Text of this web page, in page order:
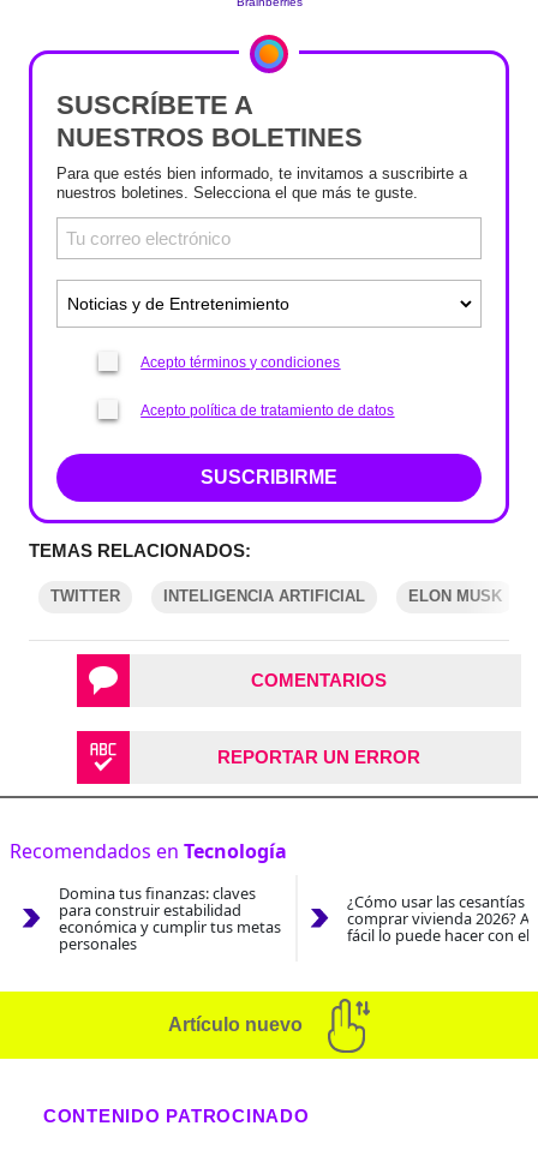
SUSCRÍBETE A
NUESTROS BOLETINES
Para que estés bien informado, te invitamos a suscribirte a
nuestros boletines. Selecciona el que más te guste.
Acepto términos y condiciones
Acepto política de tratamiento de datos
SUSCRIBIRME
TEMAS RELACIONADOS:
TWITTER INTELIGENCIA ARTIFICIAL ELON MUSK
COMENTARIOS
REPORTAR UN ERROR
Recomendados en Tecnología
Domina tus finanzas: claves
para construir estabilidad
económica y cumplir tus metas
personales
¿Cómo usar las cesantías
comprar vivienda 2026?
fácil lo puede hacer con el
Artículo nuevo
CONTENIDO PATROCINADO